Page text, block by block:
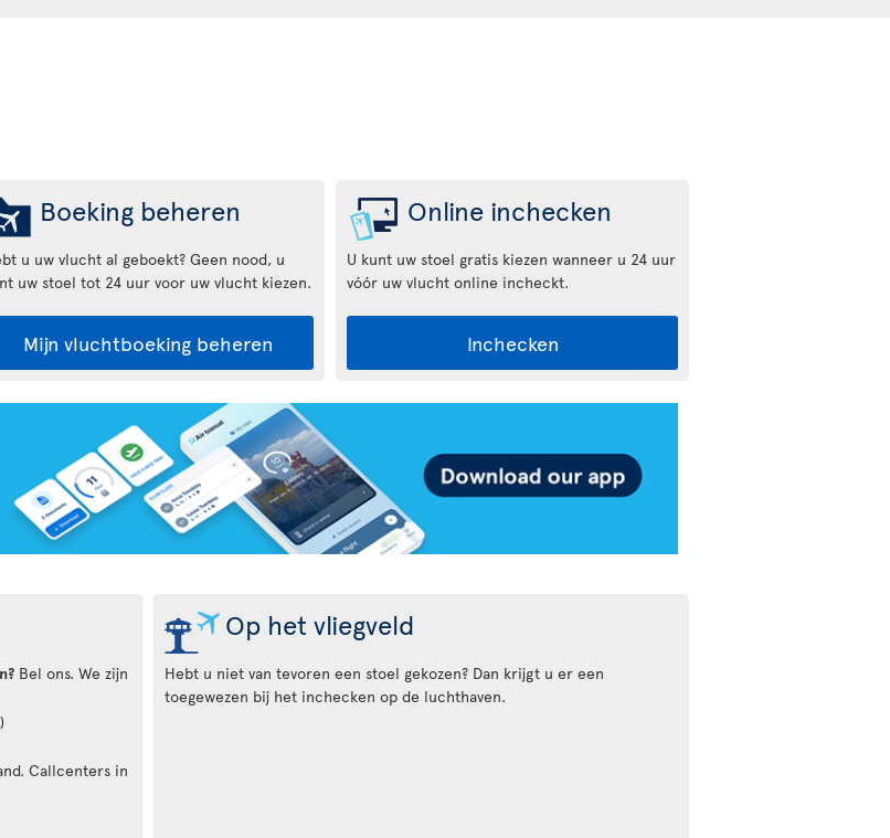
Boeking beheren
u uw vlucht al geboekt? Geen nood, u
uw stoel tot 24 uur voor uw vlucht kiezen.
Mijn vluchtboeking beheren
Online inchecken
U kunt uw stoel gratis kiezen wanneer u 24 uur
vóór uw vlucht online incheckt.
Inchecken
Bel ons. We zijn
Callcenters in
Op het vliegveld
Hebt u niet van tevoren een stoel gekozen? Dan krijgt u er een
toegewezen bij het inchecken op de luchthaven.